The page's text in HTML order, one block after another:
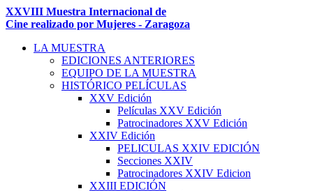
XXVIII Muestra Internacional de
Cine realizado por Mujeres - Zaragoza
LA MUESTRA
EDICIONES ANTERIORES
EQUIPO DE LA MUESTRA
HISTÓRICO PELÍCULAS
XXV Edición
Películas XXV Edición
Patrocinadores XXV Edición
XXIV Edición
PELICULAS XXIV EDICIÓN
Secciones XXIV
Patrocinadores XXIV Edicion
XXIII EDICIÓN